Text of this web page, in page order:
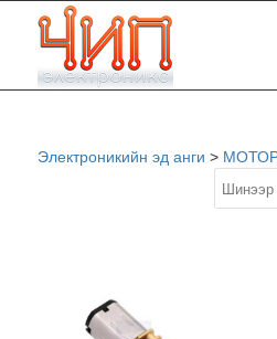
Электроникийн эд анги >